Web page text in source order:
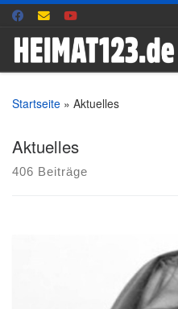
Zum Inhalt springen
Startseite » Aktuelles
Aktuelles
406 Beiträge